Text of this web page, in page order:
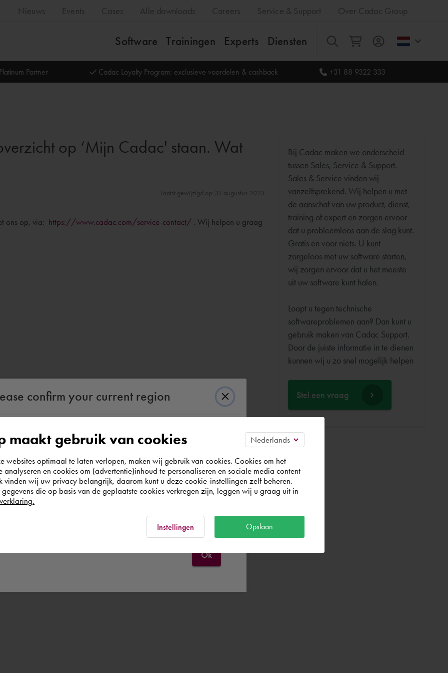
Nieuws Events Cases Alle downloads Careers Service & Support Over Cadac Group
Software Trainingen Experts Diensten Alles
Partner Cadac Loyalty Program: exclusieve voordelen & cashback +31 88 9322 333
op ‘Mijn Cadac' staan. Wat
Laatst gewijzigd op: 31 augustus 2023
ons op, via: https://www.cadac.com/service-contact/ . Wij helpen u graag
Bij Cadac maken we onderscheid
tussen Sales, Service & Support.
Sales & Service vinden wij
vanzelfsprekend. Wij helpen u met
de aanschaf van uw product, dienst,
training of expert en zorgen ervoor
dat u probleemloos aan de slag kunt.
Gratis en voor niets. U kunt
zorgeloos met uw software starten,
wij zorgen ervoor dat u het meeste
uit uw software kunt halen.
Loopt u tegen technische
softwareproblemen aan? Dan kunt u
gebruik maken van Cadac Support.
Door de juiste informatie in te dienen
Stel een vraag
confirm your current region
According to us you are situated in Rest of the
world. Please confirm in which country you
wish to shop.
Ok
maakt gebruik van cookies
websites optimaal te laten verlopen, maken wij gebruik van cookies. Cookies om het
analyseren en cookies om (advertentie)inhoud te personaliseren en sociale media content
vinden wij uw privacy belangrijk, daarom kunt u deze cookie-instellingen zelf beheren.
die op basis van de geplaatste cookies verkregen zijn, leggen wij u graag uit in
Instellingen Opslaan